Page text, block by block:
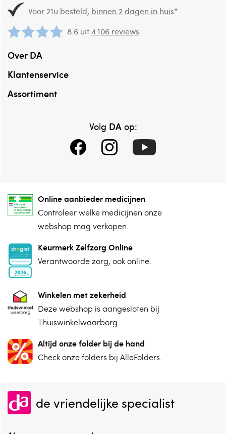
Voor 21u besteld, binnen 2 dagen in huis*
8.6 uit4.106 reviews
Over DA
Klantenservice
Assortiment
Volg DAop:
Online aanbieder medicijnen
⁠Controleer welke medicijnen onze
webshop mag verkopen.
Keurmerk Zelfzorg Online
⁠Verantwoorde zorg, ⁠ook online.
Winkelen met zekerheid
⁠Deze webshop is aangesloten ⁠bij
Thuiswinkelwaarborg.
Altijd onze folder bij de hand
Check onze folders ⁠bij AlleFolders.
de vriendelijke specialist